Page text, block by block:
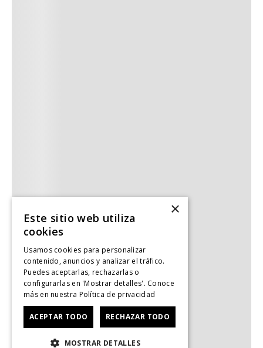
×
Este sitio web utiliza
cookies
Usamos cookies para personalizar
contenido, anuncios y analizar el tráfico.
Puedes aceptarlas, rechazarlas o
configurarlas en 'Mostrar detalles'. Conoce
más en nuestra Política de privacidad
ACEPTAR TODO RECHAZAR TODO
MOSTRAR DETALLES